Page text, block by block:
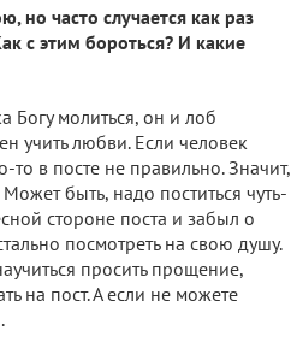
но часто случается как раз
с этим бороться? И какие
Богу молиться, он и лоб
учить любви. Если человек
то в посте не правильно. Значит,
быть, надо поститься чуть-
стороне поста и забыл о
посмотреть на свою душу.
просить прощение,
на пост. А если не можете